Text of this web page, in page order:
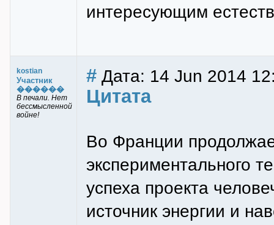
интересующим
kostian
Участник
������
В печали. Нет
бессмысленной
войне!
# Дата: 14 Jun 2014
Цитата
Во Франции
экспериментального
успеха проекта
источник энергии и